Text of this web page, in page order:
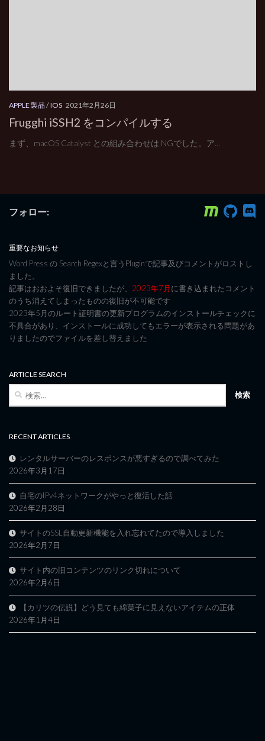
APPLE 製品/IOS 2021年2月26日
Frugghi iSSH2 をコンパイルする
まず、macOS Catalyst との組み合わせは NGでした。ア...
フォロー:
重要なお知らせ
Word Press の Search Regexと言うPluginで記事及びコメントがロストし
ました。
記事はおおよそ復旧できましたが、 2023年7月に書き込まれたコメント
のうち消えてしまったものの復旧が不可能です
2023年5月のルート証明書の更新プログラムのインストールチェックに
不具合があり、インストールに成功してもエラーが表示される問題があ
りましたのでファイルを差し替えました
ARTICLE SEARCH
RECENT ARTICLES
レンタルサーバーのレスポンスが悪すぎるので調べてみた
2026年3月17日
自宅のIPv4ネットワークがやっと復活した話
2026年2月28日
サイトのSSL自動更新機能を入れ忘れてたので導入しました
2026年2月7日
サイト内の旧コンテンツのリンク切れについて
2026年2月6日
【カリツの伝説】どう見ても綿菓子に見えないアイテムの正体
2026年1月4日